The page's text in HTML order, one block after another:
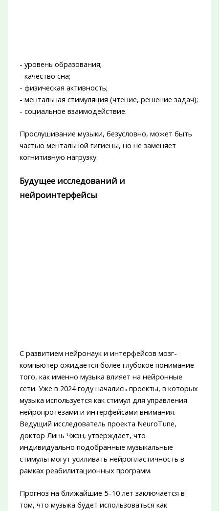
- уровень образования;
- качество сна;
- физическая активность;
- ментальная стимуляция (чтение, решение задач);
- социальное взаимодействие.
Прослушивание музыки, безусловно, может быть
частью ментальной гигиены, но не заменяет
когнитивную нагрузку.
Будущее исследований и
нейроинтерфейсы
С развитием нейронаук и интерфейсов мозг-
компьютер ожидается более глубокое понимание
того, как именно музыка влияет на нейронные
сети. Уже в 2024 году начались проекты, в которых
музыка используется как стимул для управления
нейропротезами и интерфейсами внимания.
Ведущий исследователь проекта NeuroTune,
доктор Линь Чжэн, утверждает, что
индивидуально подобранные музыкальные
стимулы могут усиливать нейропластичность в
рамках реабилитационных программ.
Прогноз на ближайшие 5–10 лет заключается в
том, что музыка будет использоваться как